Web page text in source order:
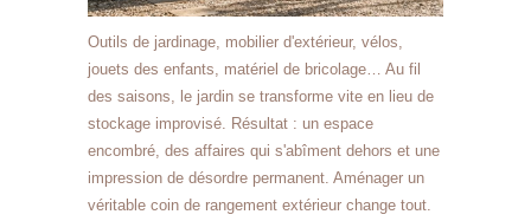
Outils de jardinage, mobilier d'extérieur, vélos,
jouets des enfants, matériel de bricolage… Au fil
des saisons, le jardin se transforme vite en lieu de
stockage improvisé. Résultat : un espace
encombré, des affaires qui s'abîment dehors et une
impression de désordre permanent. Aménager un
véritable coin de rangement extérieur change tout.